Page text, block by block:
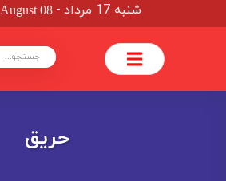
شنبه 17 مرداد -
August 08
حریق